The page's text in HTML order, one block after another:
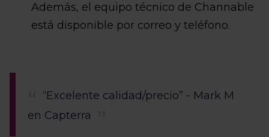
Además, el equipo técnico de Channable
está disponible por correo y teléfono.
“Excelente calidad/precio” - Mark M
en Capterra